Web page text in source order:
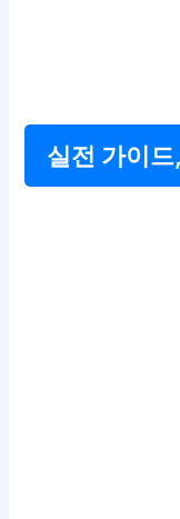
실전 가이